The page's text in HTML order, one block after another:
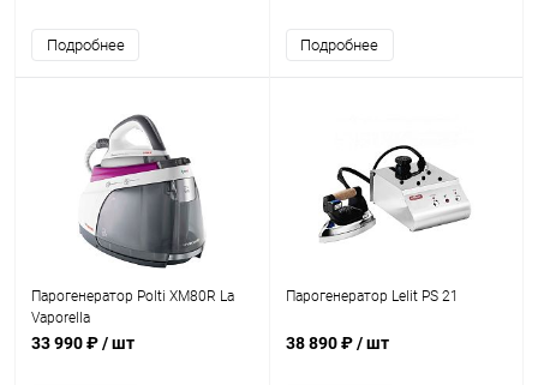
Подробнее Подробнее
Парогенератор Polti XM80R La
Vaporella
33 990 ₽/ шт
Парогенератор Lelit PS 21
38 890 ₽/ шт